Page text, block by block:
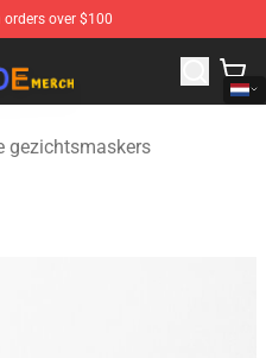
over $100
Pride Merchandise Store
gezichtsmaskers